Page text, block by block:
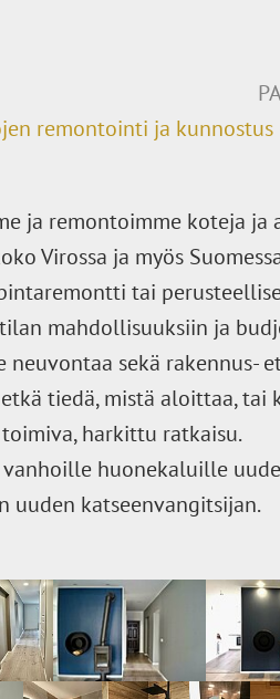
remontointi ja kunnostus
ja remontoimme koteja
Virossa ja myös
tai
mahdollisuuksiin ja
neuvontaa sekä rakennus-
tiedä, mistä aloittaa, tai
harkittu ratkaisu.
huonekaluille
uuden katseenvangitsijan.